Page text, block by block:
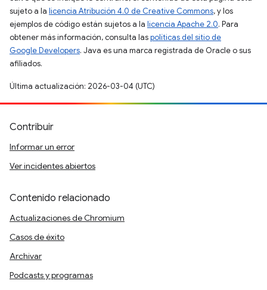
sujeto a la licencia Atribución 4.0 de Creative Commons, y los
ejemplos de código están sujetos a la licencia Apache 2.0. Para
obtener más información, consulta laspolíticas del sitio de
Google Developers. Java es una marca registrada de Oracle o sus
afiliados.
Última actualización: 2026-03-04 (UTC)
Contribuir
Informar un error
Ver incidentes abiertos
Contenido relacionado
Actualizaciones de Chromium
Casos de éxito
Archivar
Podcasts y programas